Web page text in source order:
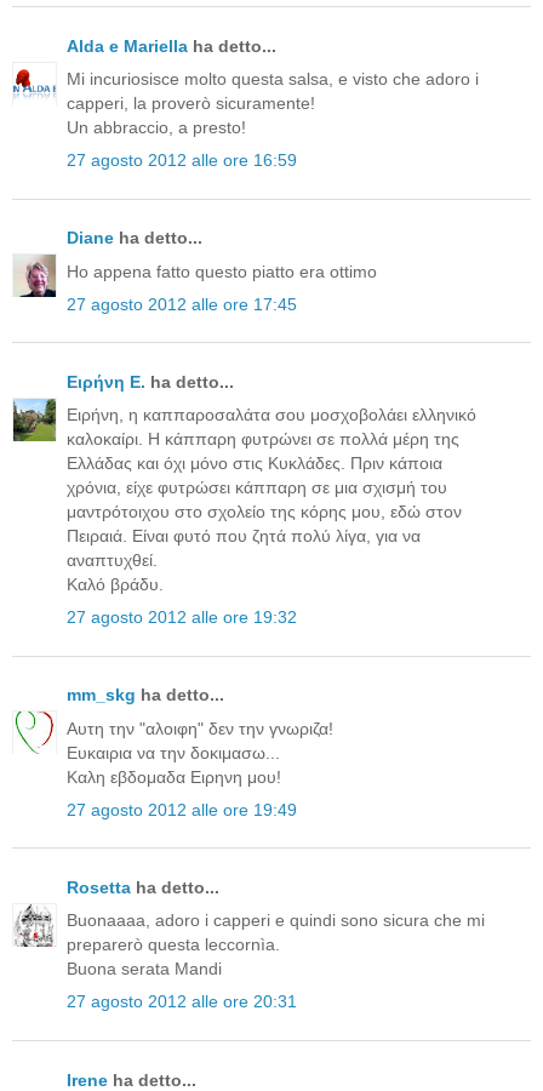
Alda e Mariella ha detto...
Mi incuriosisce molto questa salsa, e visto che adoro i
capperi, la proverò sicuramente!
Un abbraccio, a presto!
27 agosto 2012 alle ore 16:59
Diane ha detto...
Ho appena fatto questo piatto era ottimo
27 agosto 2012 alle ore 17:45
Ειρήνη Ε. ha detto...
Ειρήνη, η καππαροσαλάτα σου μοσχοβολάει ελληνικό
καλοκαίρι. Η κάππαρη φυτρώνει σε πολλά μέρη της
Ελλάδας και όχι μόνο στις Κυκλάδες. Πριν κάποια
χρόνια, είχε φυτρώσει κάππαρη σε μια σχισμή του
μαντρότοιχου στο σχολείο της κόρης μου, εδώ στον
Πειραιά. Είναι φυτό που ζητά πολύ λίγα, για να
αναπτυχθεί.
Καλό βράδυ.
27 agosto 2012 alle ore 19:32
mm_skg ha detto...
Αυτη την "αλοιφη" δεν την γνωριζα!
Ευκαιρια να την δοκιμασω...
Καλη εβδομαδα Ειρηνη μου!
27 agosto 2012 alle ore 19:49
Rosetta ha detto...
Buonaaaa, adoro i capperi e quindi sono sicura che mi
preparerò questa leccornìa.
Buona serata Mandi
27 agosto 2012 alle ore 20:31
Irene ha detto...